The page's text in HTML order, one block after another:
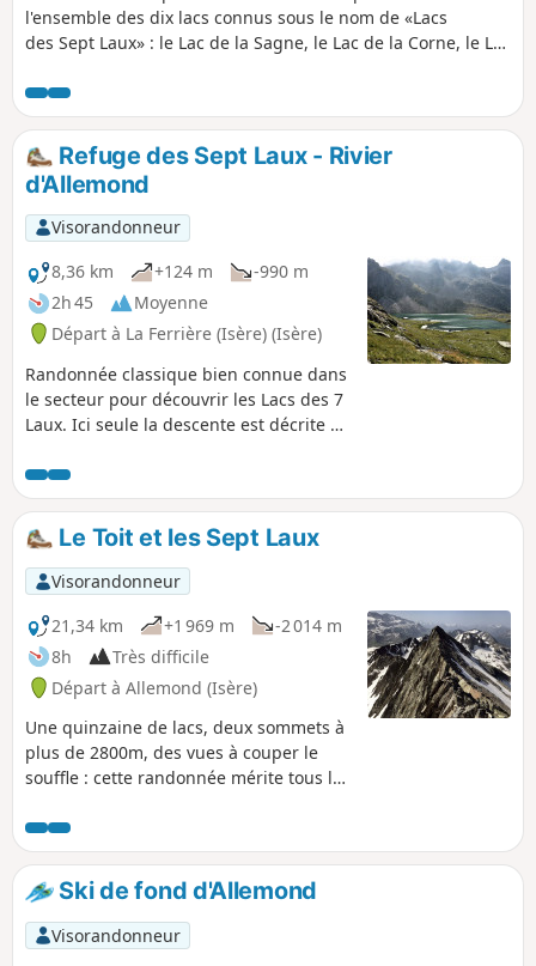
l'ensemble des dix lacs connus sous le nom de «Lacs
des Sept Laux» : le Lac de la Sagne, le Lac de la Corne, le Lac
en contrebas du Col des Sept Laux. Parfois la pente est
assez rude et l'itinéraire quelque peu escarpé mais les
efforts consentis sont largement récompensés par la
découverte de ces beaux lacs de montagne et des divers
massifs environnants.
Refuge des Sept Laux - Rivier
d'Allemond
Visorandonneur
8,36 km
+124 m
-990 m
2h 45
Moyenne
Départ à La Ferrière (Isère) (Isère)
Randonnée classique bien connue dans
le secteur pour découvrir les Lacs des 7
Laux. Ici seule la descente est décrite et
faute de pouvoir continuer facilement
vers le Refuge de l'Oule.
Le Toit et les Sept Laux
Visorandonneur
21,34 km
+1 969 m
-2 014 m
8h
Très difficile
Départ à Allemond (Isère)
Une quinzaine de lacs, deux sommets à
plus de 2800m, des vues à couper le
souffle : cette randonnée mérite tous les
totalité des lacs du massif d'Allevard de
part et d'autre du Col des Sept Laux et
culmine aux deux sommets du Toit d'où
la vue embrasse un paysage
somptueux. Attention : les crampons et
le piolet sont indispensables en toute
Ski de fond d'Allemond
Visorandonneur